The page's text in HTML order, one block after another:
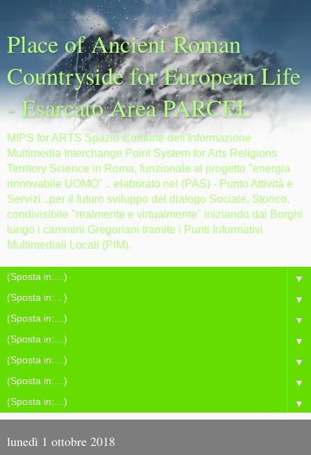
Place of Ancient Roman
Countryside for European Life
- Esarcato Area PARCEL
MIPS for ARTS Spazio Comune dell'Informazione
Multimedia Interchange Point System for Arts Religions
Territory Science in Roma, funzionale al progetto "energia
rinnovabile UOMO" .. elaborato nel (PAS) - Punto Attività e
Servizi ..per il futuro sviluppo del dialogo Sociale, Storico,
condivisibile "realmente e virtualmente" iniziando dai Borghi
lungo i cammini Gregoriani tramite i Punti Informativi
Multimediali Locali (PIM).
▼
▼
▼
▼
▼
▼
▼
lunedì 1 ottobre 2018